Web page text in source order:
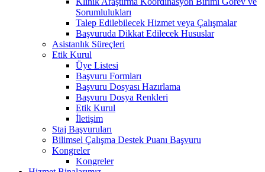
Sorumlulukları
Talep Edilebilecek Hizmet veya Çalışmalar
Başvuruda Dikkat Edilecek Hususlar
Asistanlık Süreçleri
Etik Kurul
Üye Listesi
Başvuru Formları
Başvuru Dosyası Hazırlama
Başvuru Dosya Renkleri
Etik Kurul
İletişim
Staj Başvuruları
Bilimsel Çalışma Destek Puanı Başvuru
Kongreler
Kongreler